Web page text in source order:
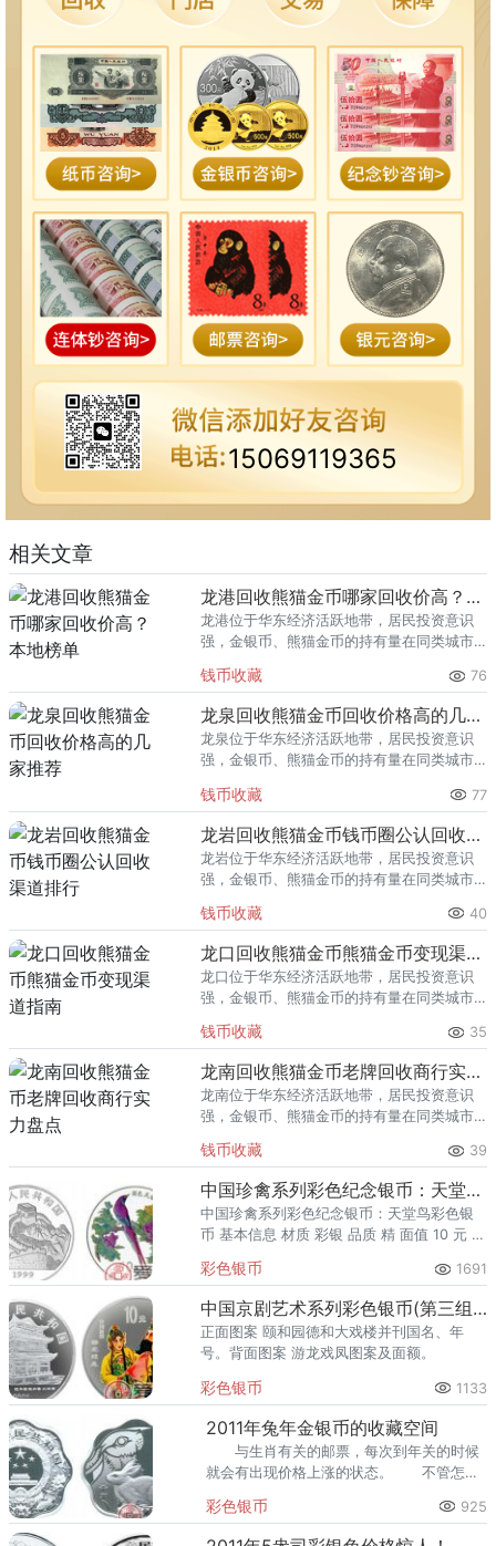
15069119365
相关文章
龙港回收熊猫金币哪家回收价高？本地榜单
龙港位于华东经济活跃地带，居民投资意识
强，金银币、熊猫金币的持有量在同类城市
熊猫金币的需求就明显升温，但鱼龙混杂的
回收渠道里，能精准识别版别溢
钱币收藏 76
龙泉回收熊猫金币回收价格高的几家推荐
龙泉位于华东经济活跃地带，居民投资意识
强，金银币、熊猫金币的持有量在同类城市
熊猫金币的需求就明显升温，但鱼龙混杂的
回收渠道里，能精准识别版别溢
钱币收藏 77
龙岩回收熊猫金币钱币圈公认回收渠道排行
龙岩位于华东经济活跃地带，居民投资意识
强，金银币、熊猫金币的持有量在同类城市
熊猫金币的需求就明显升温，但鱼龙混杂的
回收渠道里，能精准识别版别溢
钱币收藏 40
龙口回收熊猫金币熊猫金币变现渠道指南
龙口位于华东经济活跃地带，居民投资意识
强，金银币、熊猫金币的持有量在同类城市
熊猫金币的需求就明显升温，但鱼龙混杂的
回收渠道里，能精准识别版别溢
钱币收藏 35
龙南回收熊猫金币老牌回收商行实力盘点
龙南位于华东经济活跃地带，居民投资意识
强，金银币、熊猫金币的持有量在同类城市
熊猫金币的需求就明显升温，但鱼龙混杂的
回收渠道里，能精准识别版别溢
钱币收藏 39
中国珍禽系列彩色纪念银币：天堂鸟彩色银币
中国珍禽系列彩色纪念银币：天堂鸟彩色银
币 基本信息 材质 彩银 品质 精 面值 10 元 发
寸 40毫米
彩色银币 1691
中国京剧艺术系列彩色银币(第三组)：游龙戏凤
正面图案 颐和园德和大戏楼并刊国名、年
号。背面图案 游龙戏凤图案及面额。
彩色银币 1133
2011年兔年金银币的收藏空间
与生肖有关的邮票，每次到年关的时候
就会有出现价格上涨的状态。 不管怎么
有着不同的收藏意义的，所以收藏的时候一
定要看好了。
彩色银币 925